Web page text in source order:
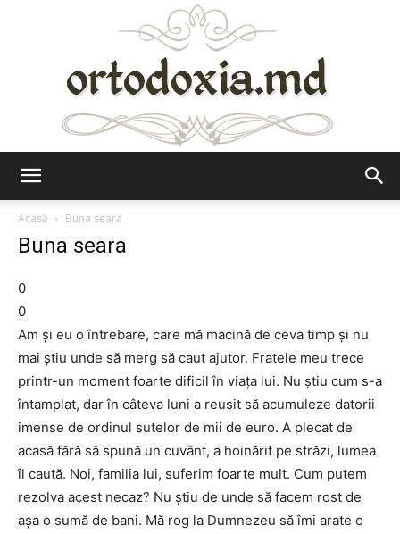
Acasă
Buna seara
Buna seara
0
0
Am şi eu o întrebare, care mă macină de ceva timp şi nu
mai ştiu unde să merg să caut ajutor. Fratele meu trece
printr-un moment foarte dificil în viaţa lui. Nu ştiu cum s-a
întamplat, dar în câteva luni a reuşit să acumuleze datorii
imense de ordinul sutelor de mii de euro. A plecat de
acasă fără să spună un cuvânt, a hoinărit pe străzi, lumea
îl caută. Noi, familia lui, suferim foarte mult. Cum putem
rezolva acest necaz? Nu ştiu de unde să facem rost de
aşa o sumă de bani. Mă rog la Dumnezeu să îmi arate o